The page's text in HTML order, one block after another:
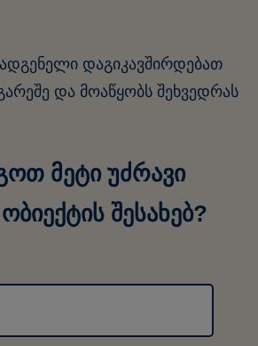
დაგიკავშირდებათ
და მოაწყობს შეხვედრას
მეტი უძრავი
შესახებ?